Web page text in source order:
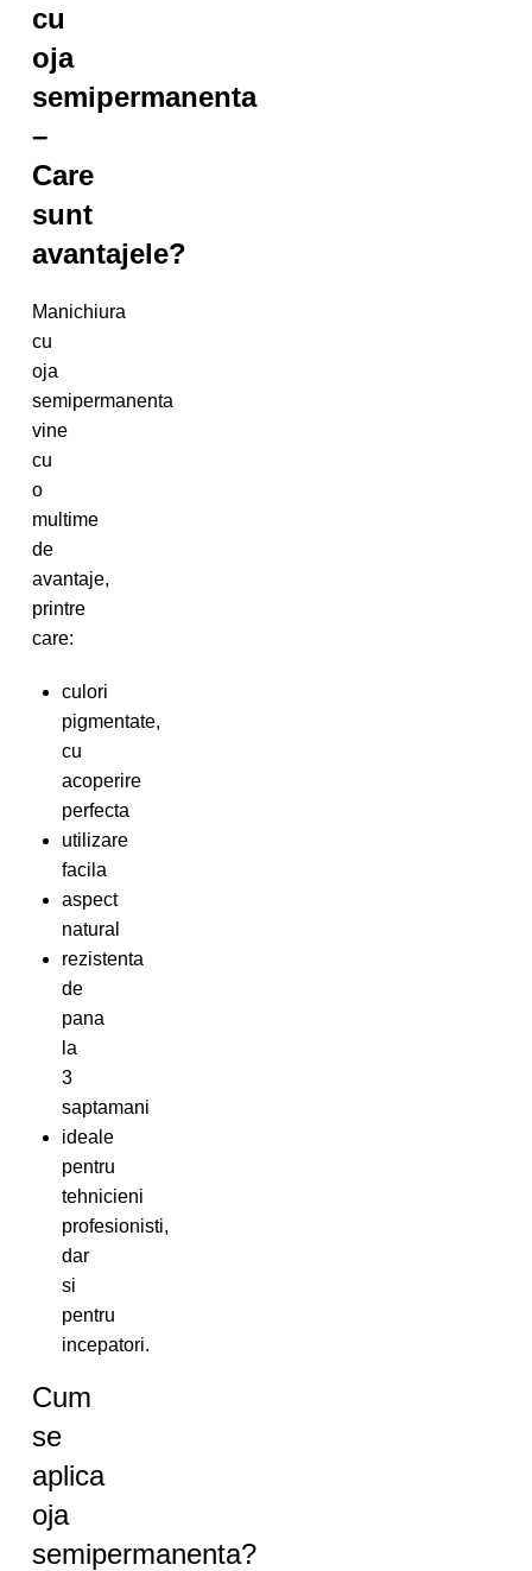
cu
oja
semipermanenta
–
Care
sunt
avantajele?
Manichiura
cu
oja
semipermanenta
vine
cu
o
multime
de
avantaje,
printre
care:
culori
pigmentate,
cu
acoperire
perfecta
utilizare
facila
aspect
natural
rezistenta
de
pana
la
3
saptamani
ideale
pentru
tehnicieni
profesionisti,
dar
si
pentru
incepatori.
Cum
se
aplica
oja
semipermanenta?